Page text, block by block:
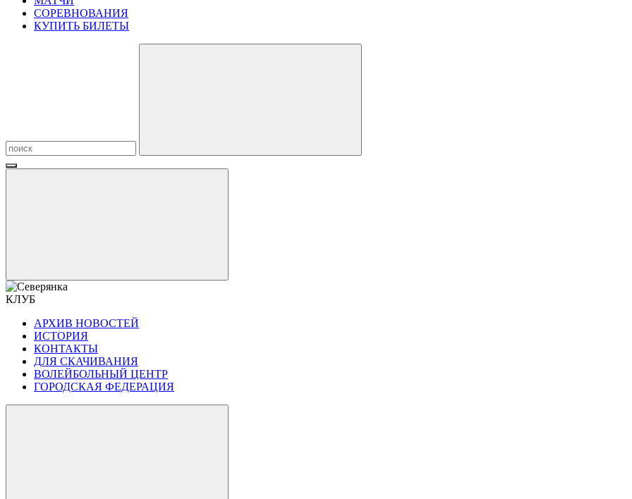
СОРЕВНОВАНИЯ
КУПИТЬ БИЛЕТЫ
КЛУБ
АРХИВ НОВОСТЕЙ
ИСТОРИЯ
КОНТАКТЫ
ДЛЯ СКАЧИВАНИЯ
ВОЛЕЙБОЛЬНЫЙ ЦЕНТР
ГОРОДСКАЯ ФЕДЕРАЦИЯ